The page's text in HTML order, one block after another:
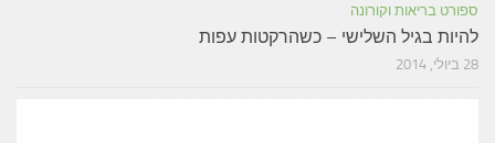
ספורט בריאות וקורונה
להיות בגיל השלישי – כשהרקטות עפות
28 ביולי, 2014